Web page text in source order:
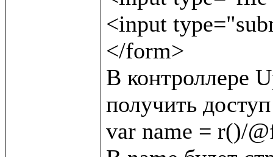
<input
</form>
В контроллере
получить
var name = r()/